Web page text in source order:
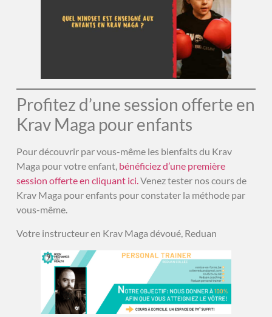
Profitez d’une session offerte en
Krav Maga pour enfants
Pour découvrir par vous-même les bienfaits du Krav
Maga pour votre enfant, bénéficiez d’une première
session offerte en cliquant ici.Venez tester nos cours de
Krav Maga pour enfants pour constater la méthode par
vous-même.
Votre instructeur en Krav Maga dévoué, Reduan